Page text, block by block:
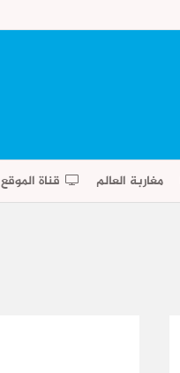
مغاربة العالم قناة الموقع